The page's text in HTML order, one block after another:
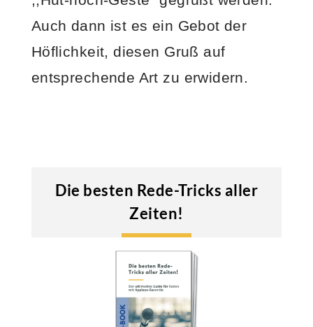
Auch dann ist es ein Gebot der
Höflichkeit, diesen Gruß auf
entsprechende Art zu erwidern.